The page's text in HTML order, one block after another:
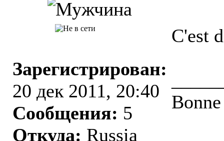
Зарегистрирован:
20 дек 2011, 20:40
Сообщения: 5
Откуда: Russia
C'est